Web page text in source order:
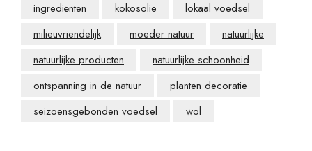
ingrediënten
kokosolie
lokaal voedsel
milieuvriendelijk
moeder natuur
natuurlijke
natuurlijke producten
natuurlijke schoonheid
ontspanning in de natuur
planten decoratie
seizoensgebonden voedsel
wol